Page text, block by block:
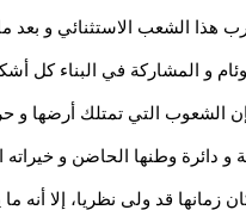
هذا الشعب الاستثنائي و بعد
و المشاركة في البناء كل
الشعوب التي تمتلك أرضها و
و دائرة وطنها الحاضن و
قد ولى نظريا، إلا أنه